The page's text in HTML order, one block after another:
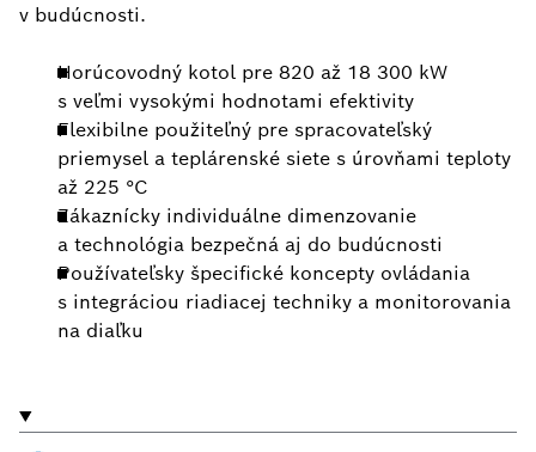
v budúcnosti.
Horúcovodný kotol pre 820 až 18 300 kW
s veľmi vysokými hodnotami efektivity
Flexibilne použiteľný pre spracovateľský
priemysel a teplárenské siete s úrovňami teploty
až 225 °C
Zákaznícky individuálne dimenzovanie
a technológia bezpečná aj do budúcnosti
Používateľsky špecifické koncepty ovládania
s integráciou riadiacej techniky a monitorovania
na diaľku